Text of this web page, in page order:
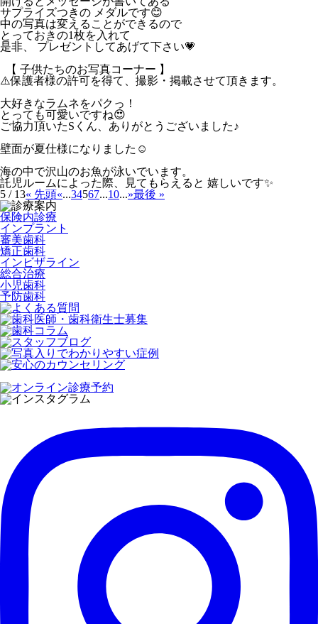
サプライズつきの メダルです😊
中の写真は変えることができるので
とっておきの1枚を入れて
是非、 プレゼントしてあげて下さい💗
【 子供たちのお写真コーナー 】
⚠️保護者様の許可を得て、撮影・掲載させて頂きます。
大好きなラムネをパクっ！
とっても可愛いですね😍
ご協力頂いたSくん、ありがとうございました♪
壁面が夏仕様になりました☺︎
海の中で沢山のお魚が泳いでいます。
託児ルームによった際、見てもらえると 嬉しいです✨
5 / 13« 先頭«...34567...10...»最後 »
保険内診療
インプラント
審美歯科
矯正歯科
インビザライン
総合治療
小児歯科
予防歯科